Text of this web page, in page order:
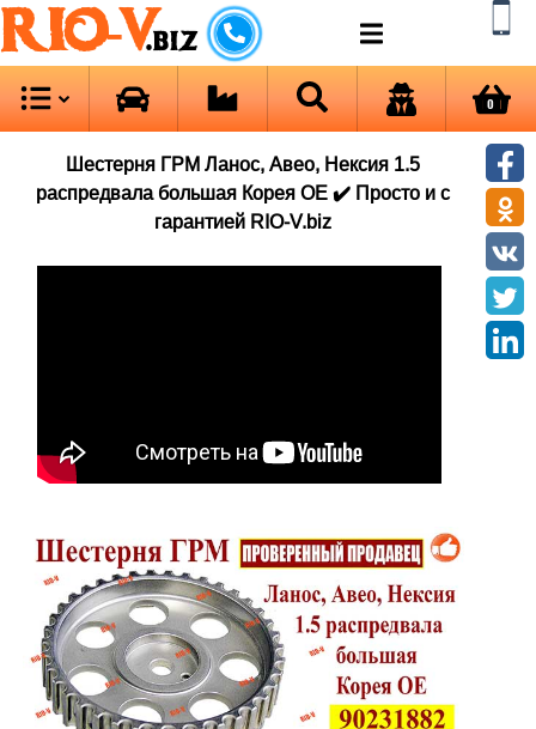
RIO-V.biz
0
Шестерня ГРМ Ланос, Авео, Нексия 1.5
распредвала большая Корея ОЕ ✔️ Просто и с
гарантией RIO-V.biz